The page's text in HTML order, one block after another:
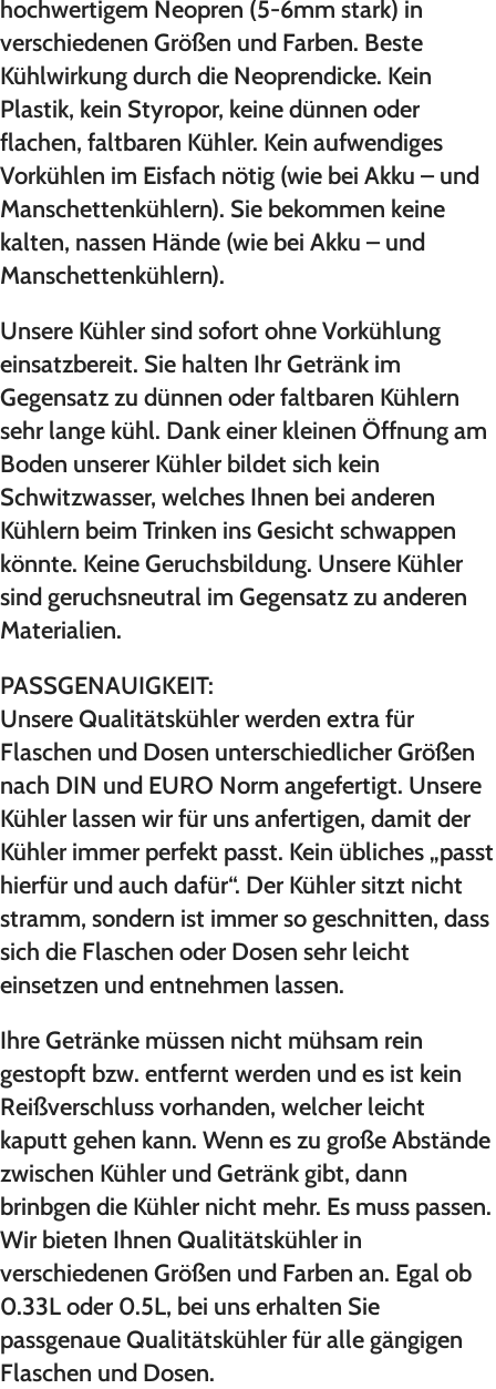
hochwertigem Neopren (5-6mm stark) in
verschiedenen Größen und Farben. Beste
Kühlwirkung durch die Neoprendicke. Kein
Plastik, kein Styropor, keine dünnen oder
flachen, faltbaren Kühler. Kein aufwendiges
Vorkühlen im Eisfach nötig (wie bei Akku – und
Manschettenkühlern). Sie bekommen keine
kalten, nassen Hände (wie bei Akku – und
Manschettenkühlern).
Unsere Kühler sind sofort ohne Vorkühlung
einsatzbereit. Sie halten Ihr Getränk im
Gegensatz zu dünnen oder faltbaren Kühlern
sehr lange kühl. Dank einer kleinen Öffnung am
Boden unserer Kühler bildet sich kein
Schwitzwasser, welches Ihnen bei anderen
Kühlern beim Trinken ins Gesicht schwappen
könnte. Keine Geruchsbildung. Unsere Kühler
sind geruchsneutral im Gegensatz zu anderen
Materialien.
PASSGENAUIGKEIT:
Unsere Qualitätskühler werden extra für
Flaschen und Dosen unterschiedlicher Größen
nach DIN und EURO Norm angefertigt. Unsere
Kühler lassen wir für uns anfertigen, damit der
Kühler immer perfekt passt. Kein übliches „passt
hierfür und auch dafür“. Der Kühler sitzt nicht
stramm, sondern ist immer so geschnitten, dass
sich die Flaschen oder Dosen sehr leicht
einsetzen und entnehmen lassen.
Ihre Getränke müssen nicht mühsam rein
gestopft bzw. entfernt werden und es ist kein
Reißverschluss vorhanden, welcher leicht
kaputt gehen kann. Wenn es zu große Abstände
zwischen Kühler und Getränk gibt, dann
brinbgen die Kühler nicht mehr. Es muss passen.
Wir bieten Ihnen Qualitätskühler in
verschiedenen Größen und Farben an. Egal ob
0.33L oder 0.5L, bei uns erhalten Sie
passgenaue Qualitätskühler für alle gängigen
Flaschen und Dosen.